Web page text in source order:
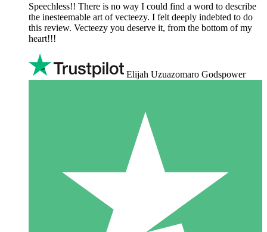
Speechless!! There is no way I could find a word to describe
the inesteemable art of vecteezy. I felt deeply indebted to do
this review. Vecteezy you deserve it, from the bottom of my
heart!!!
Elijah Uzuazomaro Godspower